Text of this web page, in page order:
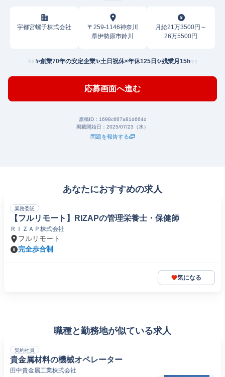
宇都宮螺子株式会社
〒259-1146神奈川
県伊勢原市鈴川
月給21万3500円～
26万5500円
✨創業70年の安定企業✨土日祝休×年休125日✨残業月15h
応募画面へ進む
原稿ID： 1698c667a81d664d
掲載開始日： 2025/07/23（水）
問題を報告する
あなたにおすすめの求人
業務委託
【フルリモート】RIZAPの管理栄養士・保健師
ＲＩＺＡＰ株式会社
フルリモート
完全歩合制
気になる
職種と勤務地が似ている求人
契約社員
貴金属材料の機械オペレーター
田中貴金属工業株式会社